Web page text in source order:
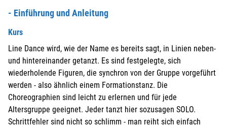
- Einführung und Anleitung
Kurs
Line Dance wird, wie der Name es bereits sagt, in Linien neben-
und hintereinander getanzt. Es sind festgelegte, sich
wiederholende Figuren, die synchron von der Gruppe vorgeführt
werden - also ähnlich einem Formationstanz. Die
Choreographien sind leicht zu erlernen und für jede
Altersgruppe geeignet. Jeder tanzt hier sozusagen SOLO.
Schrittfehler sind nicht so schlimm - man reiht sich einfach